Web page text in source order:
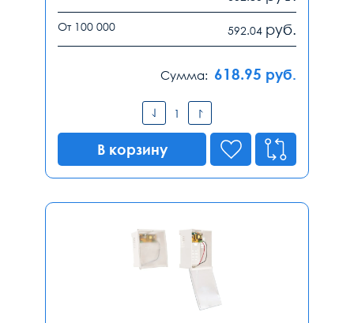
От 100 000 592.04 руб.
Сумма: 618.95 руб.
В корзину